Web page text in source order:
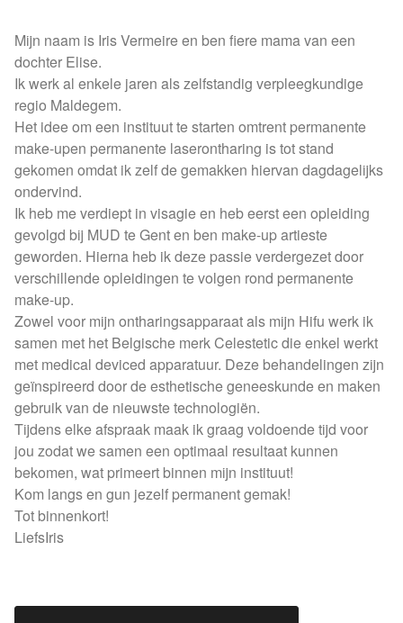
Mijn naam is Iris Vermeire en ben fiere mama van een
dochter Elise.
Ik werk al enkele jaren als zelfstandig verpleegkundige
regio Maldegem.
Het idee om een instituut te starten omtrent permanente
make-upen permanente laserontharing is tot stand
gekomen omdat ik zelf de gemakken hiervan dagdagelijks
ondervind.
Ik heb me verdiept in visagie en heb eerst een opleiding
gevolgd bij MUD te Gent en ben make-up artieste
geworden. Hierna heb ik deze passie verdergezet door
verschillende opleidingen te volgen rond permanente
make-up.
Zowel voor mijn ontharingsapparaat als mijn Hifu werk ik
samen met het Belgische merk Celestetic die enkel werkt
met medical deviced apparatuur. Deze behandelingen zijn
geïnspireerd door de esthetische geneeskunde en maken
gebruik van de nieuwste technologiën.
Tijdens elke afspraak maak ik graag voldoende tijd voor
jou zodat we samen een optimaal resultaat kunnen
bekomen, wat primeert binnen mijn instituut!
Kom langs en gun jezelf permanent gemak!
Tot binnenkort!
LiefsIris